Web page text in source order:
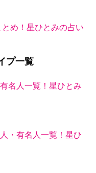
め！星ひとみの占い
プ一覧
名人一覧！星ひとみ
・有名人一覧！星ひ